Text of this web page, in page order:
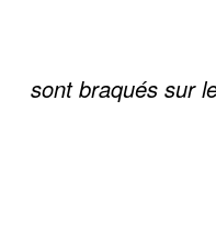
sont braqués sur